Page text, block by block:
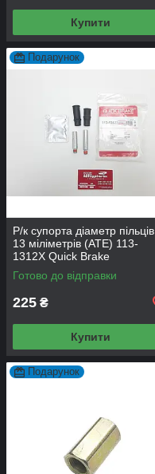
Купити
Подарунок
Р/к супорта діаметр пільців
13 міліметрів (ATE) 113-
1312X Quick Brake
Готово до відправки
225 ₴
Купити
Подарунок